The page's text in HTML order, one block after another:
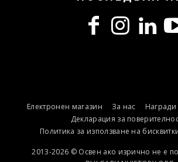
Електронен магазин За нас
Декларация за
Политика за използване на
2013-2026 © Освен ако изрично не е